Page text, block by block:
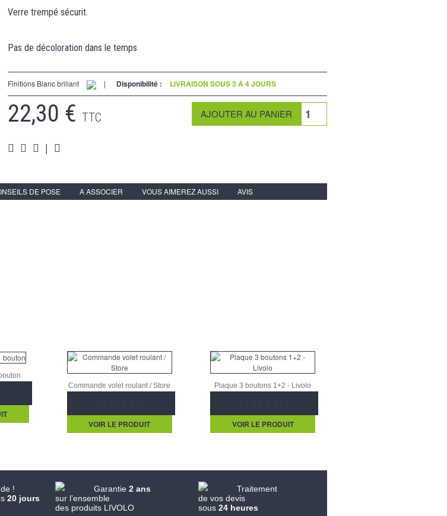
Verre trempé sécurit.
Pas de décoloration dans le temps
Finitions Blanc brillant | Disponibilité : LIVRAISON SOUS 3 À 4 JOURS
22,30 € TTC
|
DE POSE A ASSOCIER VOUS AIMEREZ AUSSI AVIS
Commande volet roulant / Store
VOIR LE PRODUIT
Plaque 3 boutons 1+2 - Livolo
VOIR LE PRODUIT
!
20 jours
Garantie2 ans
sur l’ensemble
des produits LIVOLO
Traitement
de vos devis
sous24 heures